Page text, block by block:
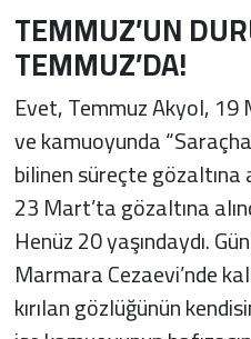
TEMMUZ’UN
TEMMUZ’DA!
Evet, Temmuz Akyol,
ve kamuoyunda
bilinen süreçte gözaltına
23 Mart’ta gözaltına
Henüz 20 yaşındaydı.
Marmara Cezaevi’nde
kırılan gözlüğünün